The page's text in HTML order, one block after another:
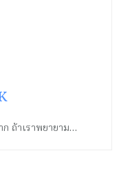
ถ้าเราพยายาม…